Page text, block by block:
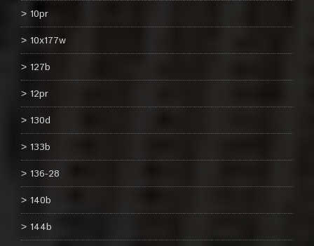
10pr
10x177w
127b
12pr
130d
133b
136-28
140b
144b